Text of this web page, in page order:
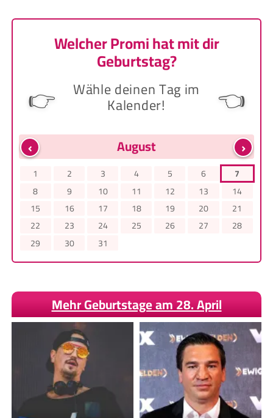
Welcher Promi hat mit dir
Geburtstag?
👉 Wähle deinen Tag im
Kalender! 👈
‹ ›
August
1 2 3 4 5 6
7
8
9 10 11 12 13
14
15
16 17 18 19 20
21
22
23 24 25 26 27
28
29
30 31
Mehr Geburtstage am 28. April